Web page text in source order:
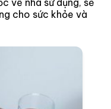
về nhà sử dụng, sẽ
cho sức khỏe và